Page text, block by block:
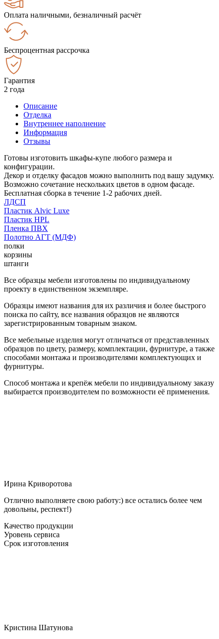
Оплата наличными, безналичный расчёт
Беспроцентная рассрочка
Гарантия
2 года
Описание
Отделка
Внутреннее наполнение
Информация
Отзывы
Готовы изготовить шкафы-купе любого размера и
конфигурации.
Декор и отделку фасадов можно выполнить под вашу задумку.
Возможно сочетание нескольких цветов в одном фасаде.
Бесплатная сборка в течение 1-2 рабочих дней.
ЛДСП
Пластик Alvic Luxe
Пластик HPL
Пленка ПВХ
Полотно АГТ (МДФ)
полки
корзины
штанги
Все образцы мебели изготовлены по индивидуальному
проекту в единственном экземпляре.
Образцы имеют названия для их различия и более быстрого
поиска по сайту, все названия образцов не являются
зарегистрированным товарным знаком.
Все мебельные изделия могут отличаться от представленных
образцов по цвету, размеру, комплектации, фурнитуре, а также
способами монтажа и производителями комплектующих и
фурнитуры.
Способ монтажа и крепёж мебели по индивидуальному заказу
выбирается производителем по возможности её применения.
Ирина Криворотова
Отлично выполняете свою работу:) все остались более чем
довольны, респект!)
Качество продукции
Уровень сервиса
Срок изготовления
Кристина Шатунова